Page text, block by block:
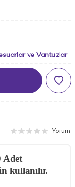
ve Vantuzlar
Yorum
Adet
kullanılır.